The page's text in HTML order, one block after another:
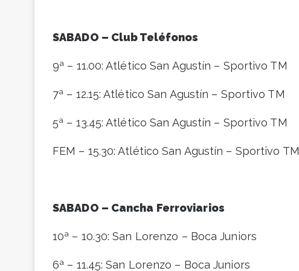
SABADO – Club Teléfonos
9ª – 11.00: Atlético San Agustín – Sportivo TM
7ª – 12.15: Atlético San Agustín – Sportivo TM
5ª – 13.45: Atlético San Agustín – Sportivo TM
FEM – 15.30: Atlético San Agustín – Sportivo TM
SABADO – Cancha Ferroviarios
10ª – 10.30: San Lorenzo – Boca Juniors
6ª – 11.45: San Lorenzo – Boca Juniors